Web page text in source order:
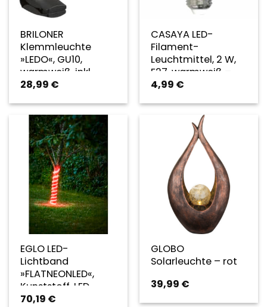
BRILONER
Klemmleuchte
»LEDO«, GU10,
warmweiß, inkl.
Leuchtmittel, Höhe:
28,99 €
CASAYA LED-
Filament-
Leuchtmittel, 2 W,
E27, warmweiß –
rot
4,99 €
EGLO LED-
Lichtband
»FLATNEONLED«,
Kunststoff, LED,
IP44, 1 Stück – weiss
70,19 €
GLOBO
Solarleuchte – rot
39,99 €